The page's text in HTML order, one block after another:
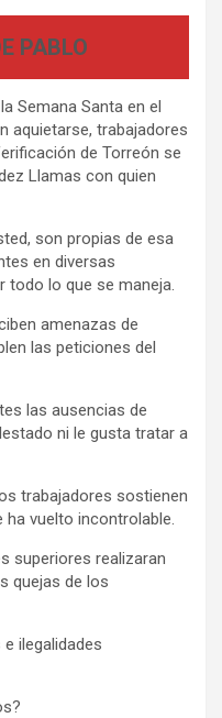
PABLO
Semana Santa en el
aquietarse, trabajadores
de Torreón se
Llamas con quien
son propias de esa
en diversas
todo lo que se maneja.
amenazas de
las peticiones del
las ausencias de
ni le gusta tratar a
trabajadores sostienen
vuelto incontrolable.
superiores realizaran
quejas de los
ilegalidades